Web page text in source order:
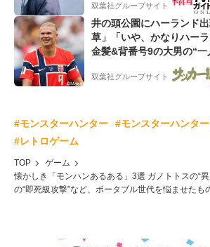
双葉社グループサイト
井の頭公園にハーランド
草」「いや、かなりハー
金髪&背番号9の大男の“一
ー”映像が話題!「元気をも
双葉社グループサイト
#モンスターハンター #モンスターハンタ
#レトロゲーム
TOP
ゲーム
懐かしき「モンハンあるある」3選 ガノトトスの“
の“即死級攻撃”など、ポータブル世代を悩ませたも